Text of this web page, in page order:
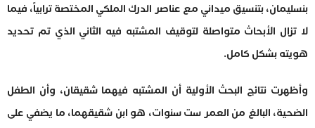
بنسليمان، بتنسيق ميداني مع عناصر الدرك الملكي المختصة ترابياً، فيما
لا تزال الأبحاث متواصلة لتوقيف المشتبه فيه الثاني الذي تم تحديد
هويته بشكل كامل.
وأظهرت نتائج البحث الأولية أن المشتبه فيهما شقيقان، وأن الطفل
الضحية، البالغ من العمر ست سنوات، هو ابن شقيقهما، ما يضفي على